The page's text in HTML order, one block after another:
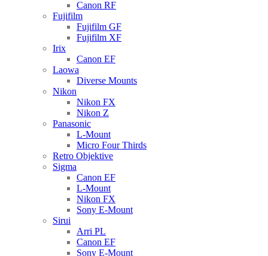
Canon RF
Fujifilm
Fujifilm GF
Fujifilm XF
Irix
Canon EF
Laowa
Diverse Mounts
Nikon
Nikon FX
Nikon Z
Panasonic
L-Mount
Micro Four Thirds
Retro Objektive
Sigma
Canon EF
L-Mount
Nikon FX
Sony E-Mount
Sirui
Arri PL
Canon EF
Sony E-Mount